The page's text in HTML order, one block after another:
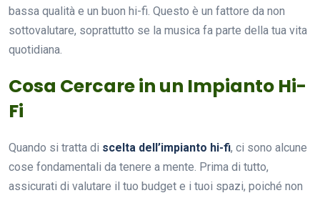
bassa qualità e un buon hi-fi. Questo è un fattore da non
sottovalutare, soprattutto se la musica fa parte della tua vita
quotidiana.
Cosa Cercare in un Impianto Hi-
Fi
Quando si tratta di scelta dell’impianto hi-fi, ci sono alcune
cose fondamentali da tenere a mente. Prima di tutto,
assicurati di valutare il tuo budget e i tuoi spazi, poiché non